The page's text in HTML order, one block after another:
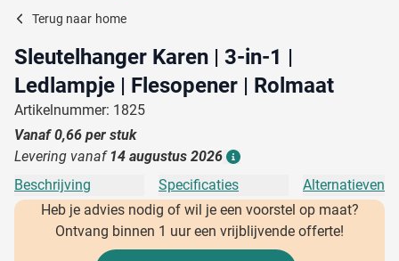
Terug naar home
Sleutelhanger Karen | 3-in-1 |
Ledlampje | Flesopener | Rolmaat
Artikelnummer: 1825
Vanaf0,66 per stuk
Levering vanaf 14 augustus 2026
Beschrijving Specificaties
Alternatieven
Heb je advies nodig of wil je een voorstel op maat?
Ontvang binnen 1 uur een vrijblijvende offerte!